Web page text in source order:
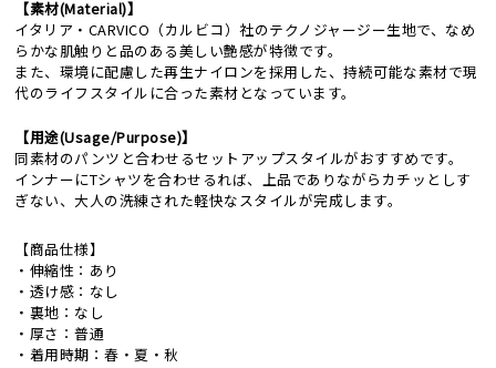
【素材(Material)】
イタリア・CARVICO（カルビコ）社のテクノジャージー生地で、なめ
らかな肌触りと品のある美しい艶感が特徴です。
また、環境に配慮した再生ナイロンを採用した、持続可能な素材で現
代のライフスタイルに合った素材となっています。
【用途(Usage/Purpose)】
同素材のパンツと合わせるセットアップスタイルがおすすめです。
インナーにTシャツを合わせるれば、上品でありながらカチッとしす
ぎない、大人の洗練された軽快なスタイルが完成します。
【商品仕様】
・伸縮性：あり
・透け感：なし
・裏地：なし
・厚さ：普通
・着用時期：春・夏・秋